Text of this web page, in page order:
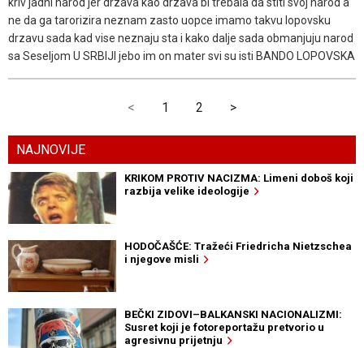
ne da ga tarorizira neznam zasto uopce imamo takvu lopovsku
drzavu sada kad vise neznaju sta i kako dalje sada obmanjuju narod
sa Seseljom U SRBIJI jebo im on mater svi su isti BANDO LOPOVSKA
< 1 2 >
NAJNOVIJE
KRIKOM PROTIV NACIZMA: Limeni doboš koji
razbija velike ideologije
HODOČAŠĆE: Tražeći Friedricha Nietzschea
i njegove misli
BEČKI ZIDOVI–BALKANSKI NACIONALIZMI:
Susret koji je fotoreportažu pretvorio u
agresivnu prijetnju